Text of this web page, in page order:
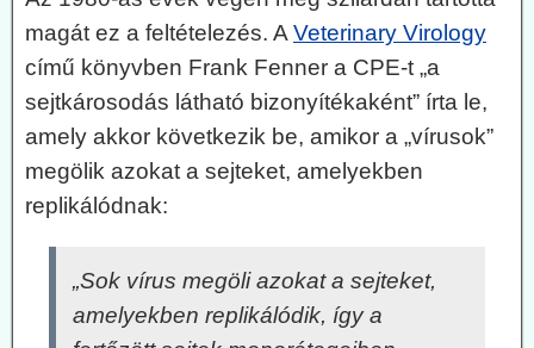
magát ez a feltételezés. A Veterinary Virology
című könyvben Frank Fenner a CPE-t „a
sejtkárosodás látható bizonyítékaként” írta le,
amely akkor következik be, amikor a „vírusok”
megölik azokat a sejteket, amelyekben
replikálódnak:
„Sok vírus megöli azokat a sejteket,
amelyekben replikálódik, így a